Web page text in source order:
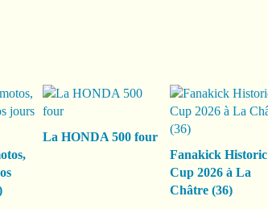
La HONDA 500 four
Fanakick Historic
Cup 2026 à La
Châtre (36)